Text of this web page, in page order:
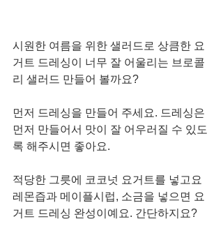
시원한 여름을 위한 샐러드로 상큼한 요
거트 드레싱이 너무 잘 어울리는 브로콜
리 샐러드 만들어 볼까요?
먼저 드레싱을 만들어 주세요. 드레싱은
먼저 만들어서 맛이 잘 어우러질 수 있도
록 해주시면 좋아요.
적당한 그릇에 코코넛 요거트를 넣고요
레몬즙과 메이플시럽, 소금을 넣으면 요
거트 드레싱 완성이예요. 간단하지요?